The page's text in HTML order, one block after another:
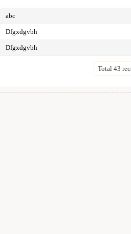
abc
Dfgxdgvbh
Dfgxdgvbh
Total 43